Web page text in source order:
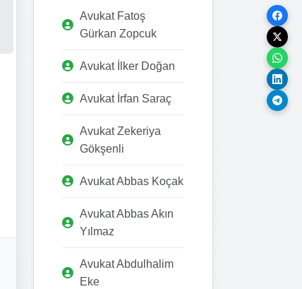
Avukat Fatoş
Gürkan Zopcuk
Avukat İlker Doğan
Avukat İrfan Saraç
Avukat Zekeriya
Gökşenli
Avukat Abbas Koçak
Avukat Abbas Akın
Yılmaz
Avukat Abdulhalim
Eke